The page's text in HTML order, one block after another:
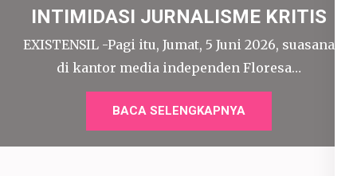
PERISTIWA
KRISIS LEGITIMASI JELANG SATU
ABAD KOWANI, MUNCUL
DUKUNGAN UNTUK NANNY HADI